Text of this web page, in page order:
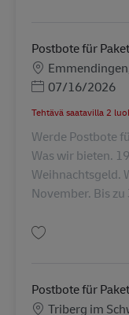
Postbote für
Sijainti
Posted Date
07/16/2026
Tehtävä
Werde Postbote
Was wir bieten.
Weihnachtsgeld.
November. Bis
Postbote für
Sijainti
Triberg im